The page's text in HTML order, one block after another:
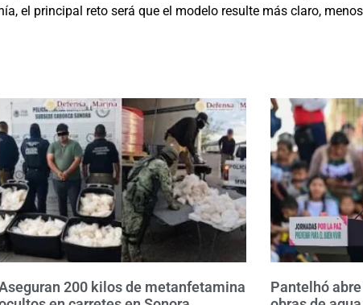
el principal reto será que el modelo resulte más claro,
200 kilos de metanfetamina
Pantelhó